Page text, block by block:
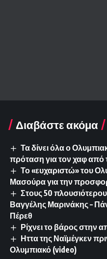
Διαβάστε ακόμα
Τα δίνει όλα ο
πρόταση για τον χαφ από
Το «ευχαριστώ» του
Μασούρα για την
Στους 50
Βαγγέλης Μαρινάκης –
Πέρεθ
Ρίχνει το βάρος στην
Ηττα της Ναϊμέγκεν
Ολυμπιακό (video)